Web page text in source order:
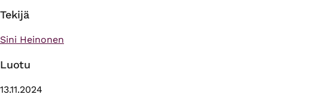
Tekijä
Sini Heinonen
Luotu
13.11.2024